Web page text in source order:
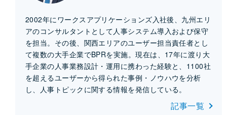
2002年にワークスアプリケーションズ入社後、九州エリ
アのコンサルタントとして人事システム導入および保守
を担当。その後、関西エリアのユーザー担当責任者とし
て複数の大手企業でBPRを実施。現在は、17年に渡り大
手企業の人事業務設計・運用に携わった経験と、1100社
を超えるユーザーから得られた事例・ノウハウを分析
し、人事トピックに関する情報を発信している。
記事一覧